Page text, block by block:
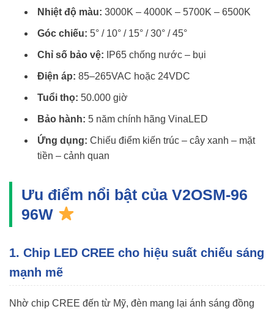
Nhiệt độ màu: 3000K – 4000K – 5700K – 6500K
Góc chiếu: 5° / 10° / 15° / 30° / 45°
Chỉ số bảo vệ: IP65 chống nước – bụi
Điện áp: 85–265VAC hoặc 24VDC
Tuổi thọ: 50.000 giờ
Bảo hành: 5 năm chính hãng VinaLED
Ứng dụng: Chiếu điểm kiến trúc – cây xanh – mặt
tiền – cảnh quan
Ưu điểm nổi bật của V2OSM-96
96W
1. Chip LED CREE cho hiệu suất chiếu sáng
mạnh mẽ
Nhờ chip CREE đến từ Mỹ, đèn mang lại ánh sáng đồng